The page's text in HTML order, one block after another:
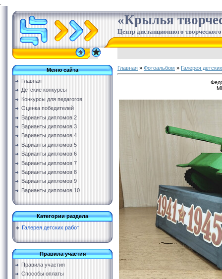
«Крылья
Центр дистанционного
Меню сайта
Главная
Детские конкурсы
Конкурсы для педагогов
Оценка победителей
Варианты дипломов 2
Варианты дипломов 3
Варианты дипломов 4
Варианты дипломов 5
Варианты дипломов 6
Варианты дипломов 7
Варианты дипломов 8
Варианты дипломов 9
Варианты дипломов 10
Категории раздела
Галерея детских работ
Правила участия
Правила участия
Способы оплаты
Главная » Фотоальбом » Галерея